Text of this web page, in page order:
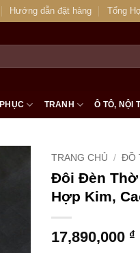
Hướng dẫn đặt hàng Tổng
TRANH Ô TÔ, NỘI
TRANG CHỦ / ĐỒ
Đôi Đèn Thờ
Hợp Kim,
17,890,000 ₫